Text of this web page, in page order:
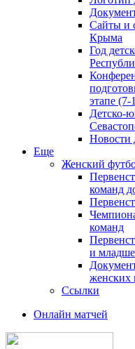
Сайты и
Крыма
Год
этапе (7-
Детско-
Новости
Еще
Женский
команд
команд
и младше
женских
Ссылки
Онлайн матчей